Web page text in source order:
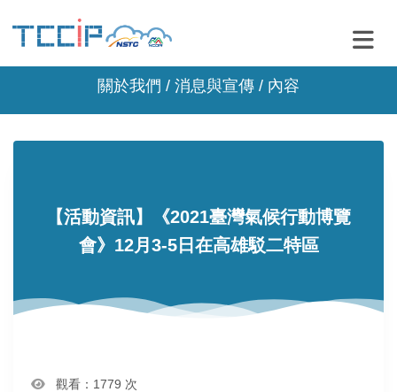
關於我們 / 消息與宣傳 / 內容
【活動資訊】《2021臺灣氣候行動博覽
會》12月3-5日在高雄駁二特區
觀看：1779 次